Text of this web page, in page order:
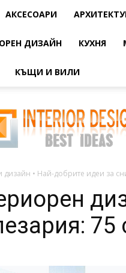
АКСЕСОАРИ
ДИЗАЙН КУХНЯ
КЪЩИ И ВИЛИ
• Най-добрите идеи за